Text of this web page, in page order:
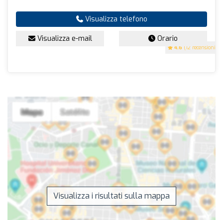
4.6 (12 recensioni)
Visualizza telefono
Visualizza e-mail Orario
Visualizza i risultati sulla mappa